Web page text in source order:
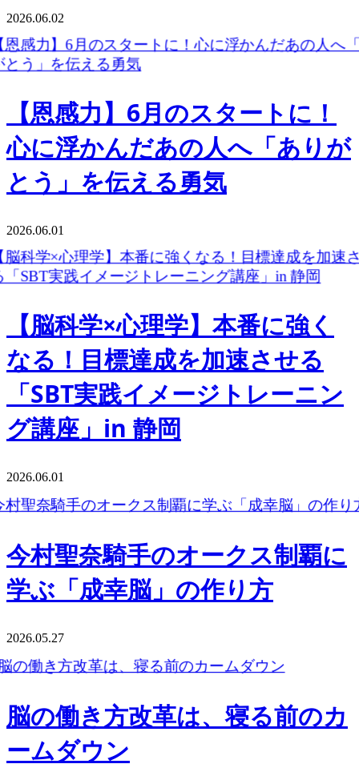
2026.06.02
【恩感力】6月のスタートに！
心に浮かんだあの人へ「ありが
とう」を伝える勇気
2026.06.01
【脳科学×心理学】本番に強く
なる！目標達成を加速させる
「SBT実践イメージトレーニン
グ講座」in 静岡
2026.06.01
今村聖奈騎手のオークス制覇に
学ぶ「成幸脳」の作り方
2026.05.27
脳の働き方改革は、寝る前のカ
ームダウン